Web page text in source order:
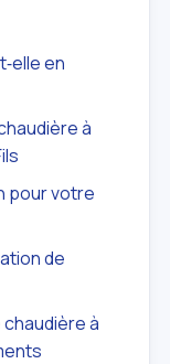
en
à
pour votre
de
à